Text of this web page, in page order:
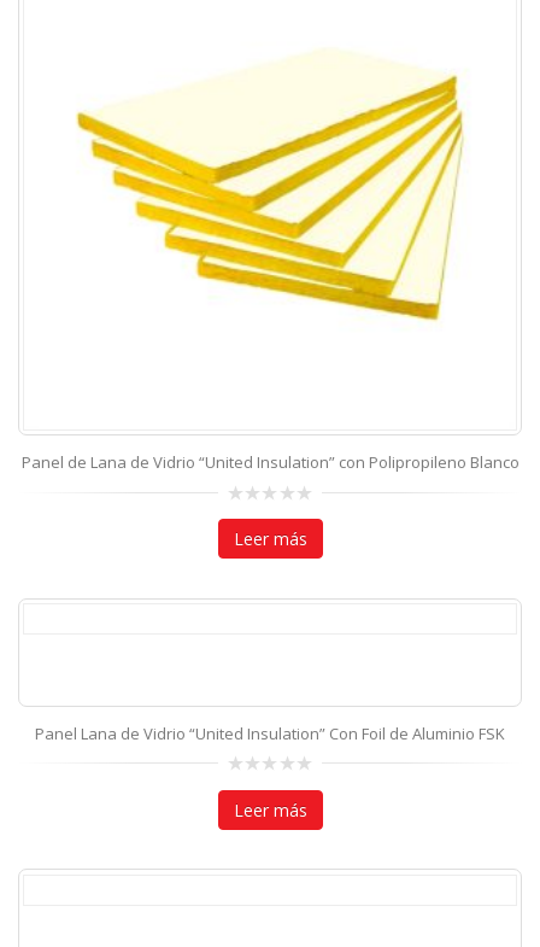
Panel de Lana de Vidrio “United Insulation” con Polipropileno Blanco
0
out
5
Leer más
Panel Lana de Vidrio “United Insulation” Con Foil de Aluminio FSK
0
out
5
Leer más